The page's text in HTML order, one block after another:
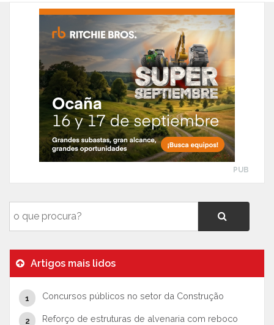
PUB
Artigos mais lidos
Concursos públicos no setor da Construção
Reforço de estruturas de alvenaria com reboco